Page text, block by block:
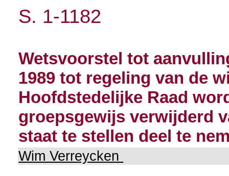
S. 1-1182
Wetsvoorstel tot
1989 tot regeling van de
Hoofdstedelijke Raad
groepsgewijs verwijderd
staat te stellen deel te
Wim Verreycken